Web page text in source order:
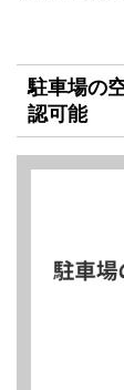
駐車場の
認可能